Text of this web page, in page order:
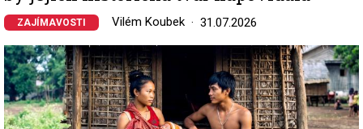
ZAJÍMAVOSTI Vilém Koubek 31.07.2026
Image